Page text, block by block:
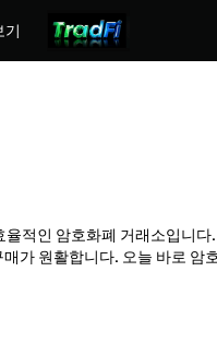
기
적인 암호화폐 거래소입니
가 원활합니다. 오늘 바로